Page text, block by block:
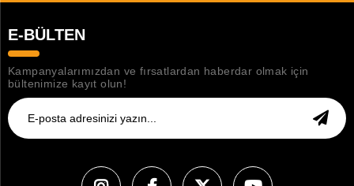
E-BÜLTEN
Kampanyalarımızdan ve fırsatlardan haberdar olmak için
bültenimize kayıt olun!